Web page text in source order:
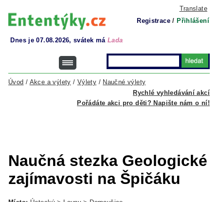
Translate
Registrace / Přihlášení
Dnes je 07.08.2026, svátek má Lada
Rychlé vyhledávání akcí
Úvod / Akce a výlety / Výlety / Naučné výlety
Pořádáte akci pro děti? Napište nám o ní!
Naučná stezka Geologické
zajímavosti na Špičáku